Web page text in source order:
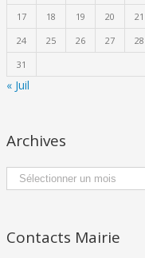
17
18 19 20 21
24
25 26 27 28
31
« Juil
Archives
Archives
Contacts Mairie